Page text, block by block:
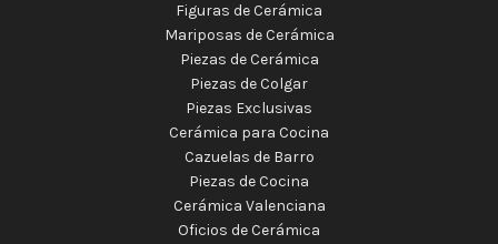
Figuras de Cerámica
Mariposas de Cerámica
Piezas de Cerámica
Piezas de Colgar
Piezas Exclusivas
Cerámica para Cocina
Cazuelas de Barro
Piezas de Cocina
Cerámica Valenciana
Oficios de Cerámica